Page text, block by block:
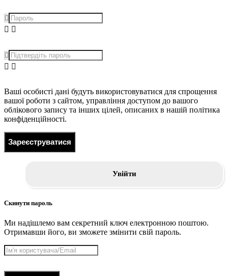
Ваші особисті дані будуть використовуватися для спрощення
вашої роботи з сайтом, управління доступом до вашого
облікового запису та інших цілей, описаних в нашій політика
конфіденційності.
Зареєструватися
Увійти
Скинути пароль
Ми надішлемо вам секретний ключ електронною поштою.
Отримавши його, ви зможете змінити свій пароль.